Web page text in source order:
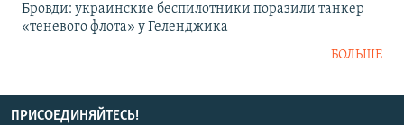
Бровди: украинские беспилотники поразили танкер
«теневого флота» у Геленджика
БОЛЬШЕ
ПРИСОЕДИНЯЙТЕСЬ!